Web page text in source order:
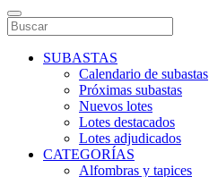
SUBASTAS
Calendario de subastas
Próximas subastas
Nuevos lotes
Lotes destacados
Lotes adjudicados
CATEGORÍAS
Alfombras y tapices